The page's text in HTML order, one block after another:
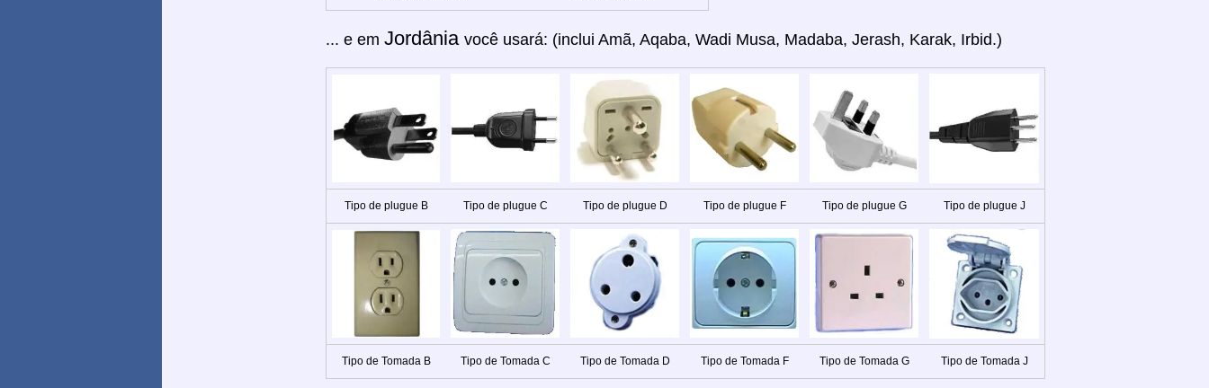
... e em Jordânia você usará: (inclui Amã, Aqaba, Wadi Musa, Madaba, Jerash, Karak, Irbid.)
Tipo de plugue B Tipo de plugue C Tipo de plugue D Tipo de plugue F Tipo de plugue G Tipo de plugue J
Tipo de Tomada B Tipo de Tomada C Tipo de Tomada D Tipo de Tomada F Tipo de Tomada G Tipo de Tomada J